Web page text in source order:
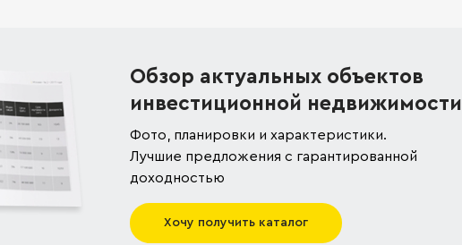
Обзор актуальных объектов
инвестиционной недвижимости
Фото, планировки и характеристики.
Лучшие предложения с гарантированной
доходностью
Хочу получить каталог